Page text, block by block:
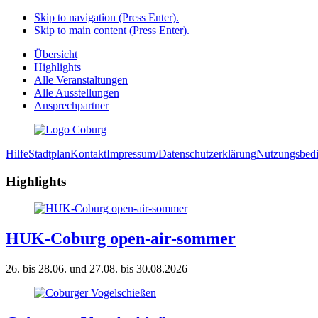
Skip to navigation (Press Enter).
Skip to main content (Press Enter).
Übersicht
Highlights
Alle Veranstaltungen
Alle Ausstellungen
Ansprechpartner
HilfeStadtplanKontaktImpressum/Datenschutzerklärung
Highlights
HUK-Coburg open-air-sommer
26. bis 28.06. und 27.08. bis 30.08.2026